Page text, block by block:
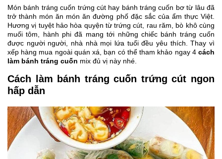
Món bánh tráng cuốn trứng cút hay bánh tráng cuốn bơ từ lâu đã
trở thành món ăn món ăn đường phố đặc sắc của ẩm thực Việt.
Hương vị tuyệt hảo hòa quyện từ trứng cút, rau răm, bò khô cùng
muối tôm, hành phi đã mang tới những chiếc bánh tráng cuốn
được người người, nhà nhà mọi lứa tuổi đều yêu thích. Thay vì
xếp hàng mua ngoài quán xá, bạn có thể tham khảo ngay 4 cách
làm bánh tráng cuốn mix đủ vị này nhé.
Cách làm bánh tráng cuốn trứng cút ngon
hấp dẫn